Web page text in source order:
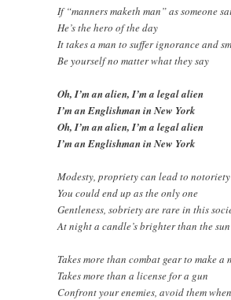
If “manners maketh man” as someone
He’s the hero of the day
It takes a man to suffer ignorance and
Be yourself no matter what they say
Oh, I’m an alien, I’m a legal alien
I’m an Englishman in New York
Oh, I’m an alien, I’m a legal alien
I’m an Englishman in New York
Modesty, propriety can lead to notoriety
You could end up as the only one
Gentleness, sobriety are rare in this
At night a candle’s brighter than the sun
Takes more than combat gear to make a
Takes more than a license for a gun
Confront your enemies, avoid them